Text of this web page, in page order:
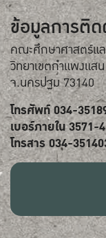
ข้อมูลการติ
คณะศึกษาศาสตร์แ
วิทยาเขตกำแพงแ
จ.นครปฐม 73140
โทรศัพท์ 034-
เบอร์ภายใน 3571-4
โทรสาร 034-